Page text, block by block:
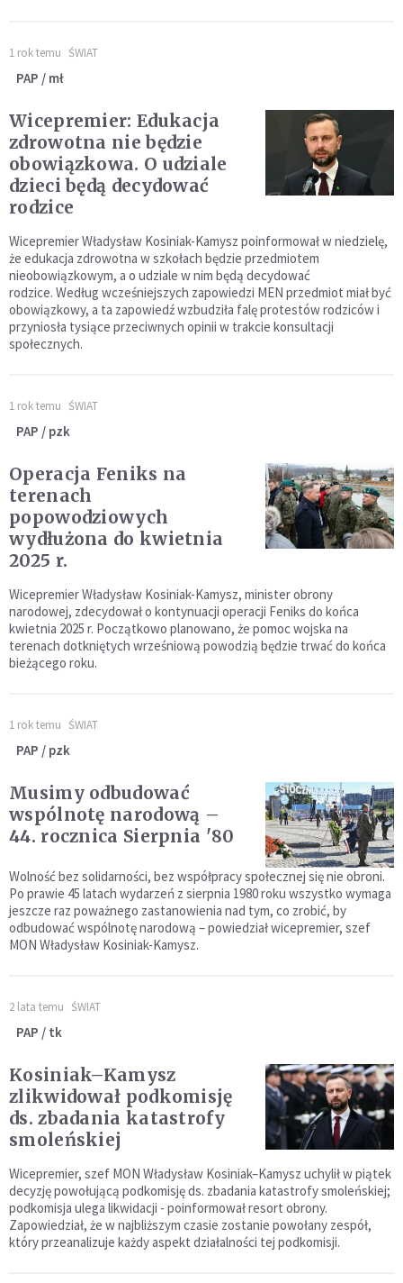
1 rok temu ŚWIAT
PAP / mł
Wicepremier: Edukacja
zdrowotna nie będzie
obowiązkowa. O udziale
dzieci będą decydować
rodzice
Wicepremier Władysław Kosiniak-Kamysz poinformował w niedzielę,
że edukacja zdrowotna w szkołach będzie przedmiotem
nieobowiązkowym, a o udziale w nim będą decydować
rodzice. Według wcześniejszych zapowiedzi MEN przedmiot miał być
obowiązkowy, a ta zapowiedź wzbudziła falę protestów rodziców i
przyniosła tysiące przeciwnych opinii w trakcie konsultacji
społecznych.
1 rok temu ŚWIAT
PAP / pzk
Operacja Feniks na
terenach
popowodziowych
wydłużona do kwietnia
2025 r.
Wicepremier Władysław Kosiniak-Kamysz, minister obrony
narodowej, zdecydował o kontynuacji operacji Feniks do końca
kwietnia 2025 r. Początkowo planowano, że pomoc wojska na
terenach dotkniętych wrześniową powodzią będzie trwać do końca
bieżącego roku.
1 rok temu ŚWIAT
PAP / pzk
Musimy odbudować
wspólnotę narodową –
44. rocznica Sierpnia '80
Wolność bez solidarności, bez współpracy społecznej się nie obroni.
Po prawie 45 latach wydarzeń z sierpnia 1980 roku wszystko wymaga
jeszcze raz poważnego zastanowienia nad tym, co zrobić, by
odbudować wspólnotę narodową – powiedział wicepremier, szef
MON Władysław Kosiniak-Kamysz.
2 lata temu ŚWIAT
PAP / tk
Kosiniak–Kamysz
zlikwidował podkomisję
ds. zbadania katastrofy
smoleńskiej
Wicepremier, szef MON Władysław Kosiniak–Kamysz uchylił w piątek
decyzję powołującą podkomisję ds. zbadania katastrofy smoleńskiej;
podkomisja ulega likwidacji - poinformował resort obrony.
Zapowiedział, że w najbliższym czasie zostanie powołany zespół,
który przeanalizuje każdy aspekt działalności tej podkomisji.